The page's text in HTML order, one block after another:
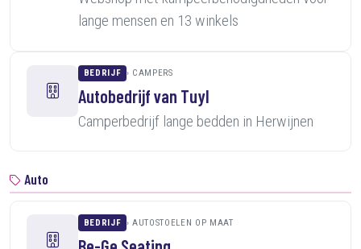
lange mensen en 13 winkels
BEDRIJF CAMPERS
Autobedrijf van Tuyl
Camperbedrijf lange bedden in Herwijnen
Auto
BEDRIJF AUTOSTOELEN OP MAAT